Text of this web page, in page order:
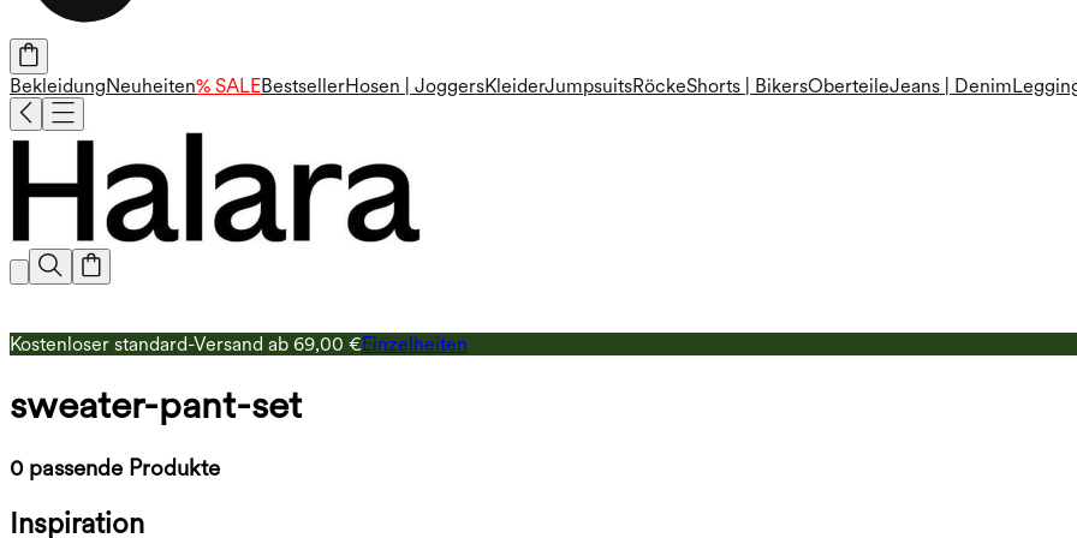
BekleidungNeuheiten% SALEBestsellerHosen | JoggersKleiderJumpsuitsRöckeShorts | BikersOberteileJeans | Denim
Kostenloser standard-Versand ab 69,00 €Einzelheiten
sweater-pant-set
0 passende Produkte
Inspiration